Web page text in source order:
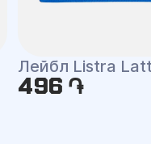
Лейбл Listra
496 ֏